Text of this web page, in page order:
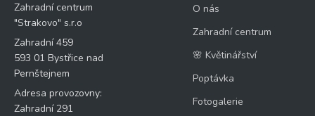
Zahradní centrum
"Strakovo" s.r.o
Zahradní 459
593 01 Bystřice nad
Pernštejnem
Adresa provozovny:
Zahradní 291
O nás
Zahradní centrum
🌸 Květinářství
Poptávka
Fotogalerie